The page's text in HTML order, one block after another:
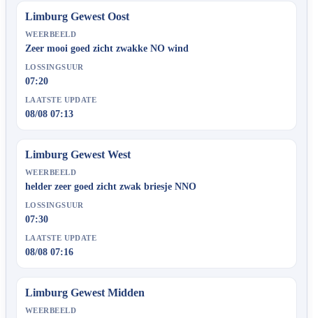
Limburg Gewest Oost
WEERBEELD
Zeer mooi goed zicht zwakke NO wind
LOSSINGSUUR
07:20
LAATSTE UPDATE
08/08 07:13
Limburg Gewest West
WEERBEELD
helder zeer goed zicht zwak briesje NNO
LOSSINGSUUR
07:30
LAATSTE UPDATE
08/08 07:16
Limburg Gewest Midden
WEERBEELD